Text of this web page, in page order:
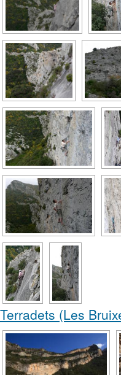
Terradets (Les